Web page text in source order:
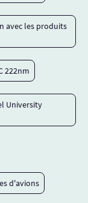
avec les produits
222nm
University
d'avions